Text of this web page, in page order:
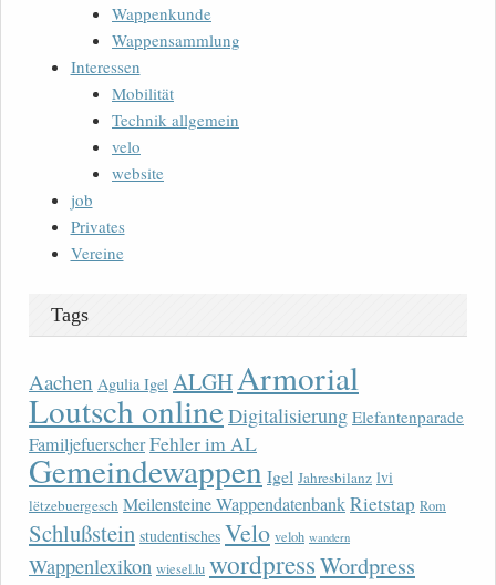
Wappenkunde
Wappensammlung
Interessen
Mobilität
Technik allgemein
velo
website
job
Privates
Vereine
Tags
Aachen Agulia Igel ALGH Armorial
Loutsch onlineDigitalisierung Elefantenparade
FamiljefuerscherFehler im AL
Gemeindewappen Igel Jahresbilanz lvi
lëtzebuergesch Meilensteine WappendatenbankRietstap Rom
Schlußstein studentisches Velo veloh wandern
Wappenlexikon wiesel.lu wordpressWordpress